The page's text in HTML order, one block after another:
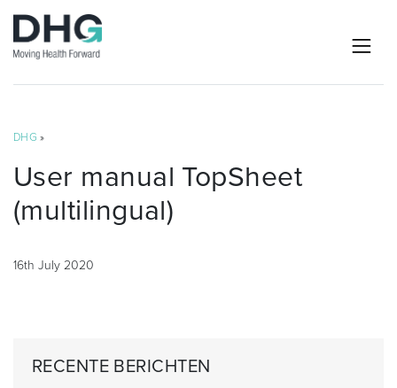
DHG »
User manual TopSheet
(multilingual)
16th July 2020
RECENTE BERICHTEN